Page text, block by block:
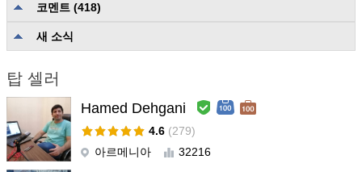
카테고리를 무시한 평점
설명 품질 및 완전성
Ionel.C 2026.07.10 15:42
#
Hello. I thank the author for this very interesting EA. I tested it on
a demo account for a week XAUSD, M1, 1000 $, 1/500 .I found
that after seven steps of the Martingale strategy, the subsequent
코멘트 (418)
새 소식
탑 셀러
Hamed Dehgani
4.6 (279)
아르메니아
32216